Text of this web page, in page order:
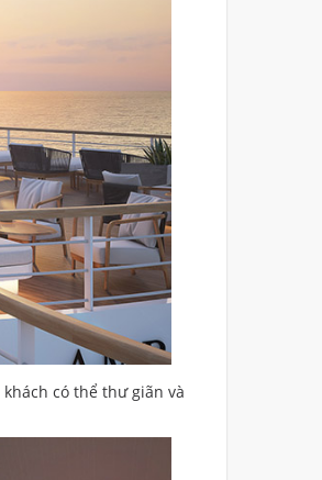
có thể thư giãn và